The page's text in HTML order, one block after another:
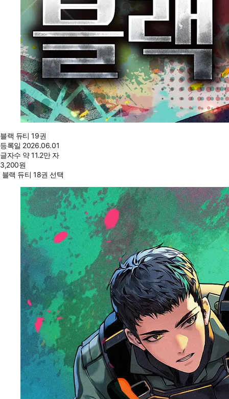
블랙 듀티 19권
등록일 2026.06.01
글자수 약 11.2만 자
3,200원
블랙 듀티 18권 선택